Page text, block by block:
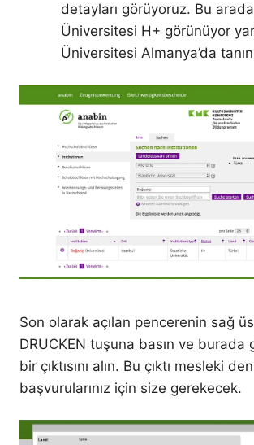
detayları görüyoruz. Bu
Üniversitesi H+ görünüyor
Üniversitesi Almanya’da
Son olarak açılan pencerenin sağ
DRUCKEN tuşuna basın ve burada
bir çıktısını alın. Bu çıktı mesleki
başvurularınız için size gerekecek.